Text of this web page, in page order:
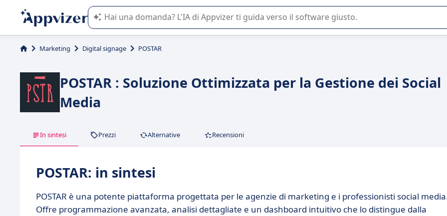
L'IA di Appvizer vi guida nell'utilizzo o nella scelta di un software SaaS per la vostra azienda.
Marketing Digital signage POSTAR
POSTAR : Soluzione Ottimizzata per la Gestione dei Social
Media
In sintesi Prezzi Alternative Recensioni
POSTAR: in sintesi
POSTAR è una potente piattaforma progettata per le agenzie di marketing e i professionisti social
Offre programmazione avanzata, analisi dettagliate e un dashboard intuitivo che lo distingue dalla